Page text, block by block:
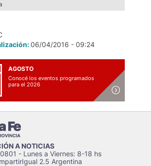
06/04/2016 - 09:24
AGOSTO
Conocé los eventos programados
para el 2026
A NOTICIAS
- Lunes a Viernes: 8-18 hs
2.5 Argentina